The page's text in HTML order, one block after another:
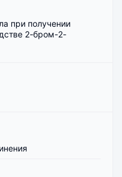
при получении
2-бром-2-